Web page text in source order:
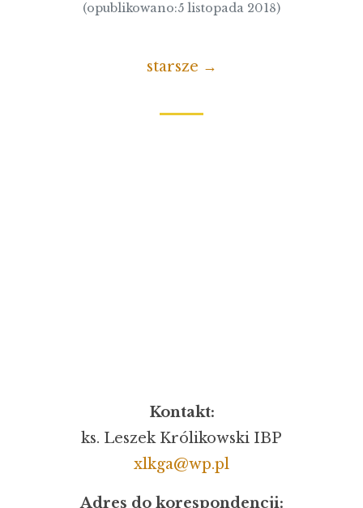
(opublikowano:5 listopada 2018)
starsze →
Kontakt:
ks. Leszek Królikowski IBP
xlkga@wp.pl
Adres do korespondencji: